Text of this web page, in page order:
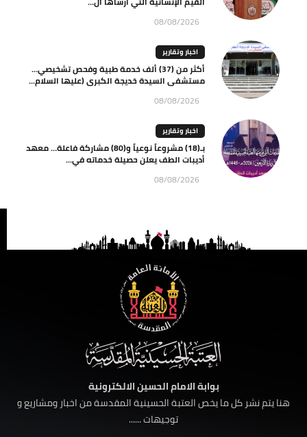
08/08/2026
اخبار وتقارير
أكثر من (37) ألف خدمة طبية وفحص تشخيصي…
مستشفى السيدة خديجة الكبرى (عليها السلام...
08/08/2026
اخبار وتقارير
بـ(18) مشروعاً نوعياً و(80) مشاركة فاعلة… معهد
أديبات الطف يعلن حصيلة خدماته في...
08/08/2026
بوابة الامام الحسين الالكترونية
هنا يتم نشر كل ما يخص العتبة الحسينية المقدسة من اخبار ومشاريع و
توجيهات ......